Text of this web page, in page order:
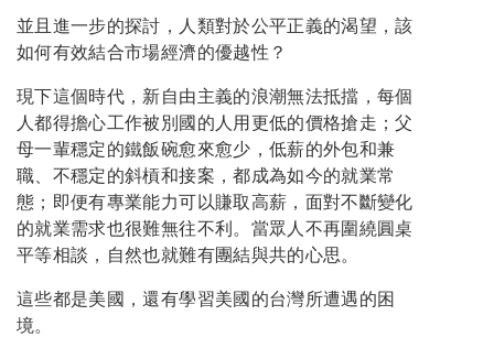
並且進一步的探討，人類對於公平正義的渴望，該
如何有效結合市場經濟的優越性？
現下這個時代，新自由主義的浪潮無法抵擋，每個
人都得擔心工作被別國的人用更低的價格搶走；父
母一輩穩定的鐵飯碗愈來愈少，低薪的外包和兼
職、不穩定的斜槓和接案，都成為如今的就業常
態；即便有專業能力可以賺取高薪，面對不斷變化
的就業需求也很難無往不利。當眾人不再圍繞圓桌
平等相談，自然也就難有團結與共的心思。
這些都是美國，還有學習美國的台灣所遭遇的困
境。